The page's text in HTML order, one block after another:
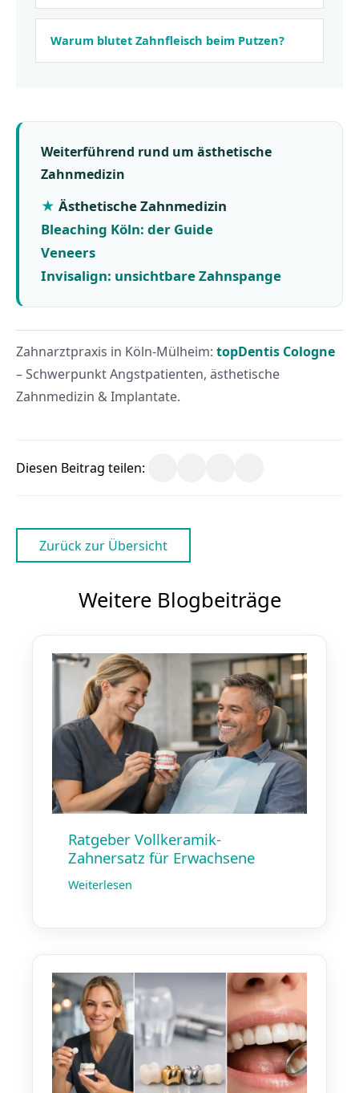
Warum blutet Zahnfleisch beim Putzen?
Weiterführend rund um ästhetische
Zahnmedizin
Ästhetische Zahnmedizin
Bleaching Köln: der Guide
Veneers
Invisalign: unsichtbare Zahnspange
Zahnarztpraxis in Köln-Mülheim: topDentis Cologne
– Schwerpunkt Angstpatienten, ästhetische
Zahnmedizin & Implantate.
Diesen Beitrag teilen:
Zurück zur Übersicht
Weitere Blogbeiträge
Ratgeber Vollkeramik-
Zahnersatz für Erwachsene
Weiterlesen